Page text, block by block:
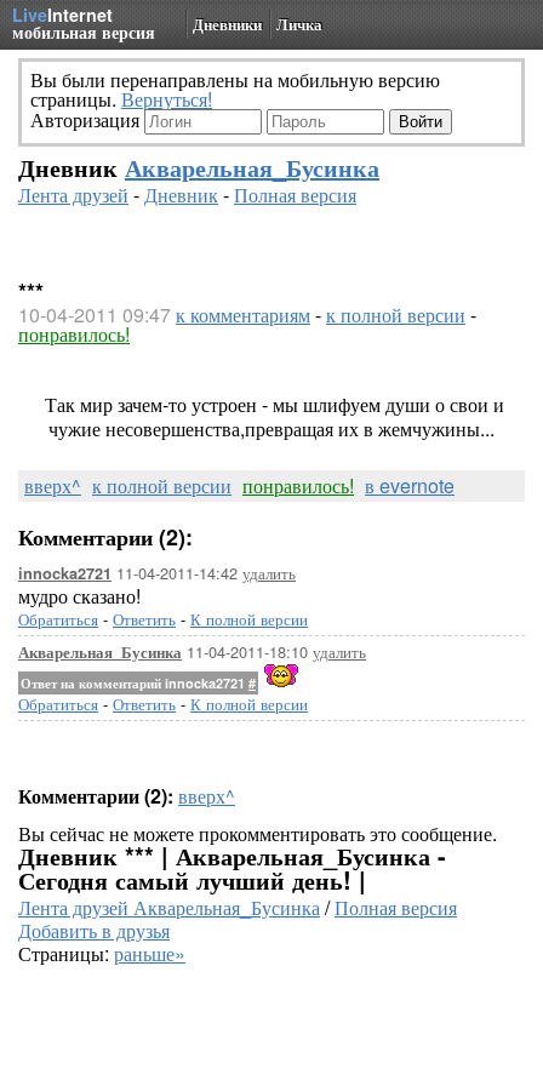
LiveInternet
мобильная версия Дневники Личка
Вы были перенаправлены на мобильную версию
страницы. Вернуться!
Авторизация
Дневник Акварельная_Бусинка
Лента друзей -Дневник-Полная версия
***
10-04-2011 09:47к комментариям-к полной версии -
понравилось!
Так мир зачем-то устроен - мы шлифуем души о свои и
чужие несовершенства,превращая их в жемчужины...
вверх^ к полной версии понравилось! в evernote
Комментарии (2):
innocka2721 11-04-2011-14:42 удалить
мудро сказано!
Обратиться - Ответить - К полной версии
Акварельная_Бусинка 11-04-2011-18:10 удалить
Ответ на комментарий innocka2721 #
Обратиться - Ответить - К полной версии
Комментарии (2): вверх^
Вы сейчас не можете прокомментировать это сообщение.
Дневник *** | Акварельная_Бусинка -
Сегодня самый лучший день! |
Лента друзей Акварельная_Бусинка/Полная версия
Добавить в друзья
Страницы: раньше»